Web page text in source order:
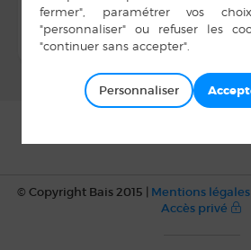
© Copyright Bais 2015 | Mentions légales
Accès privé
Personnaliser